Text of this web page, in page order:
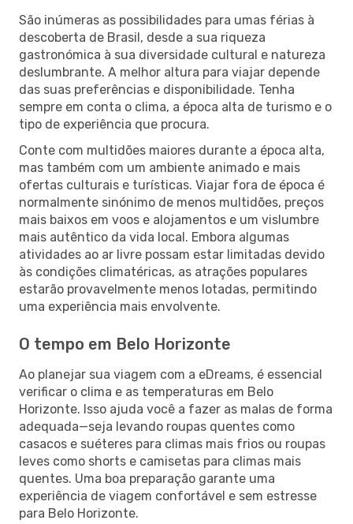
São inúmeras as possibilidades para umas férias à
descoberta de Brasil, desde a sua riqueza
gastronómica à sua diversidade cultural e natureza
deslumbrante. A melhor altura para viajar depende
das suas preferências e disponibilidade. Tenha
sempre em conta o clima, a época alta de turismo e o
tipo de experiência que procura.
Conte com multidões maiores durante a época alta,
mas também com um ambiente animado e mais
ofertas culturais e turísticas. Viajar fora de época é
normalmente sinónimo de menos multidões, preços
mais baixos em voos e alojamentos e um vislumbre
mais autêntico da vida local. Embora algumas
atividades ao ar livre possam estar limitadas devido
às condições climatéricas, as atrações populares
estarão provavelmente menos lotadas, permitindo
uma experiência mais envolvente.
O tempo em Belo Horizonte
Ao planejar sua viagem com a eDreams, é essencial
verificar o clima e as temperaturas em Belo
Horizonte. Isso ajuda você a fazer as malas de forma
adequada—seja levando roupas quentes como
casacos e suéteres para climas mais frios ou roupas
leves como shorts e camisetas para climas mais
quentes. Uma boa preparação garante uma
experiência de viagem confortável e sem estresse
para Belo Horizonte.